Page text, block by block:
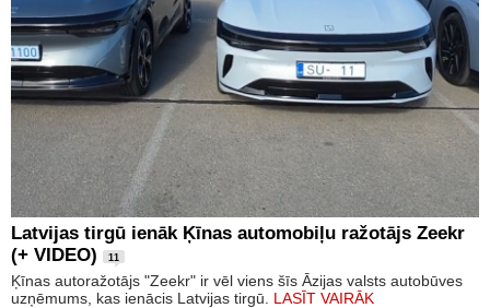
Latvijas tirgū ienāk Ķīnas automobiļu ražotājs Zeekr
(+ VIDEO)
11
Ķīnas autoražotājs "Zeekr" ir vēl viens šīs Āzijas valsts autobūves
uzņēmums, kas ienācis Latvijas tirgū. LASĪT VAIRĀK